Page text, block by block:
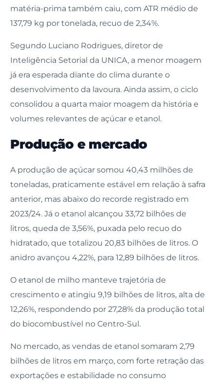
matéria-prima também caiu, com ATR médio de
137,79 kg por tonelada, recuo de 2,34%.
Segundo Luciano Rodrigues, diretor de
Inteligência Setorial da UNICA, a menor moagem
já era esperada diante do clima durante o
desenvolvimento da lavoura. Ainda assim, o ciclo
consolidou a quarta maior moagem da história e
volumes relevantes de açúcar e etanol.
Produção e mercado
A produção de açúcar somou 40,43 milhões de
toneladas, praticamente estável em relação à safra
anterior, mas abaixo do recorde registrado em
2023/24. Já o etanol alcançou 33,72 bilhões de
litros, queda de 3,56%, puxada pelo recuo do
hidratado, que totalizou 20,83 bilhões de litros. O
anidro avançou 4,22%, para 12,89 bilhões de litros.
O etanol de milho manteve trajetória de
crescimento e atingiu 9,19 bilhões de litros, alta de
12,26%, respondendo por 27,28% da produção total
do biocombustível no Centro-Sul.
No mercado, as vendas de etanol somaram 2,79
bilhões de litros em março, com forte retração das
exportações e estabilidade no consumo